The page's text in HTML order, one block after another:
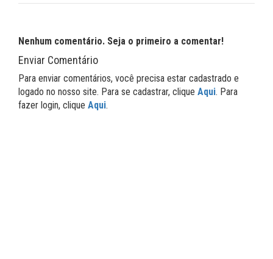
Nenhum comentário. Seja o primeiro a comentar!
Enviar Comentário
Para enviar comentários, você precisa estar cadastrado e
logado no nosso site. Para se cadastrar, clique Aqui. Para
fazer login, clique Aqui.